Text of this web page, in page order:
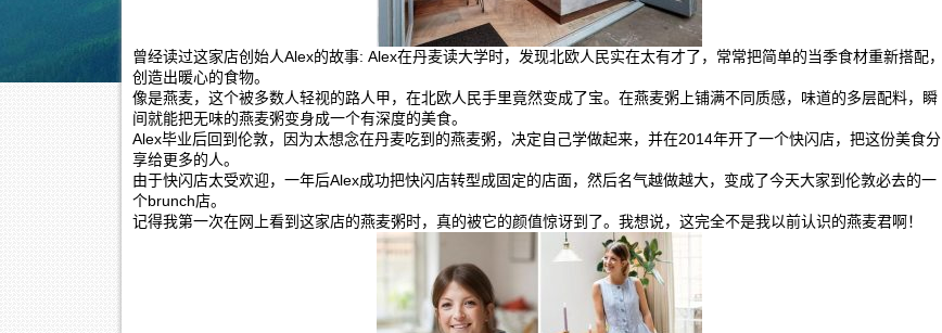
曾经读过这家店创始人Alex的故事: Alex在丹麦读大学时，发现北欧人民实在太有才了，常常把简单的当季食材重新搭配，
创造出暖心的食物。
像是燕麦，这个被多数人轻视的路人甲，在北欧人民手里竟然变成了宝。在燕麦粥上铺满不同质感，味道的多层配料，瞬
间就能把无味的燕麦粥变身成一个有深度的美食。
Alex毕业后回到伦敦，因为太想念在丹麦吃到的燕麦粥，决定自己学做起来，并在2014年开了一个快闪店，把这份美食分
享给更多的人。
由于快闪店太受欢迎，一年后Alex成功把快闪店转型成固定的店面，然后名气越做越大，变成了今天大家到伦敦必去的一
个brunch店。
记得我第一次在网上看到这家店的燕麦粥时，真的被它的颜值惊讶到了。我想说，这完全不是我以前认识的燕麦君啊！